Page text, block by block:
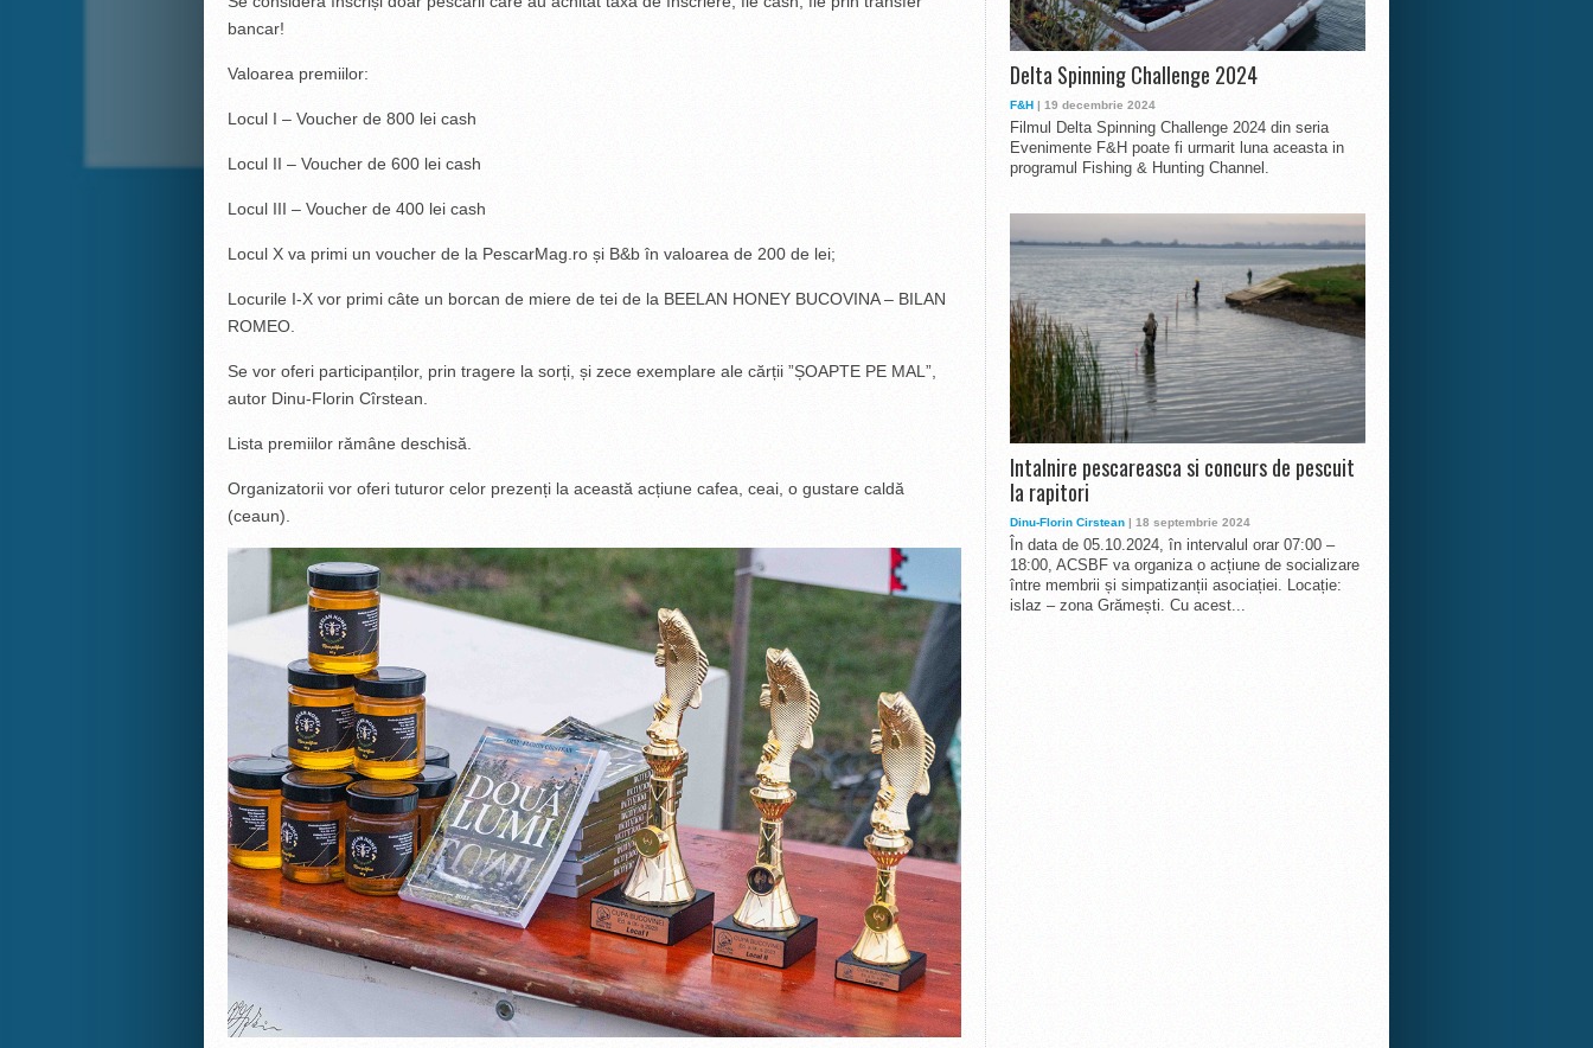
bancar!
Valoarea premiilor:
Locul I – Voucher de 800 lei cash
Locul II – Voucher de 600 lei cash
Locul III – Voucher de 400 lei cash
Locul X va primi un voucher de la PescarMag.ro și B&b în valoarea de 200 de lei;
Locurile I-X vor primi câte un borcan de miere de tei de la BEELAN HONEY BUCOVINA – BILAN
ROMEO.
Se vor oferi participanților, prin tragere la sorți, și zece exemplare ale cărții ”ȘOAPTE PE MAL”,
autor Dinu-Florin Cîrstean.
Lista premiilor rămâne deschisă.
Organizatorii vor oferi tuturor celor prezenți la această acțiune cafea, ceai, o gustare caldă
(ceaun).
Delta Spinning Challenge 2024
F&H | 19 decembrie 2024
Filmul Delta Spinning Challenge 2024 din seria
Evenimente F&H poate fi urmarit luna aceasta in
programul Fishing & Hunting Channel.
Intalnire pescareasca si concurs de pescuit
la rapitori
Dinu-Florin Cirstean | 18 septembrie 2024
În data de 05.10.2024, în intervalul orar 07:00 –
18:00, ACSBF va organiza o acțiune de socializare
între membrii și simpatizanții asociației. Locație:
islaz – zona Grămești. Cu acest...